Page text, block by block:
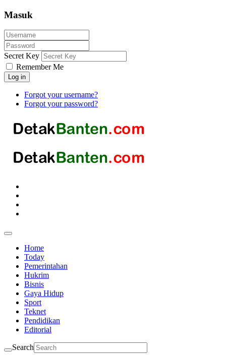
Masuk
Secret Key
Remember Me
Log in
Forgot your username?
Forgot your password?
Home
Today
Pemerintahan
Hukrim
Bisnis
Gaya Hidup
Sport
Teknet
Pendidikan
Editorial
Search